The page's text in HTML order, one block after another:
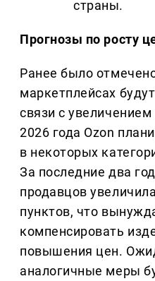
страны.
Прогнозы по росту
Ранее было
маркетплейсах
связи с
2026 года Ozon
в некоторых
За последние два
продавцов
пунктов, что
компенсировать
повышения цен.
аналогичные меры